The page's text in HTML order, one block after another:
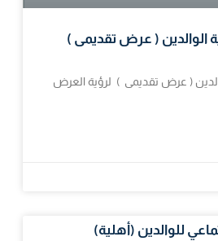
الوالدين ( عرض تقديمى )
( عرض تقديمى ) لرؤية العرض
للوالدين (أهلية)